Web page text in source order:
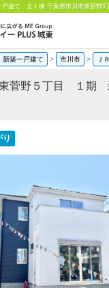
新築一戸建て > 市川市 > Ｊ
菅野５丁目 １期
り